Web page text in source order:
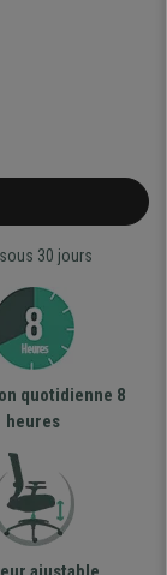
30 jours
quotidienne 8
heures